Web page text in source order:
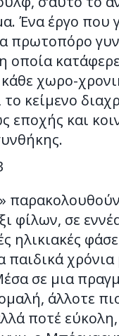
Ένα έργο που
πρωτοπόρο
οποία
κάθε χωρο-
το κείμενο
εποχής και
παρακολουθούν
φίλων, σε
ηλικιακές
παιδικά χρόνια
σε μια
άλλοτε
ποτέ